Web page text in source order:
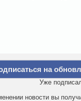
на
Уже
новости вы